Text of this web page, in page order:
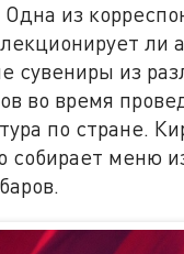
из
ли
сувениры из
во время
по стране.
собирает меню